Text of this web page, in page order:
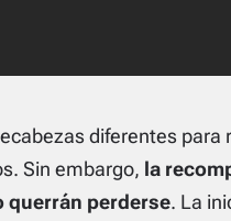
diferentes para
Sin embargo, la
querrán perderse. La